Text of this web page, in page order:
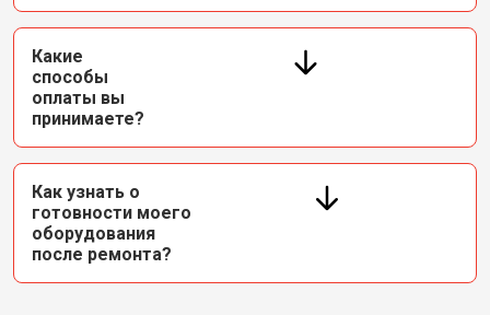
Какие
способы
оплаты вы
принимаете?
Как узнать о
готовности моего
оборудования
после ремонта?